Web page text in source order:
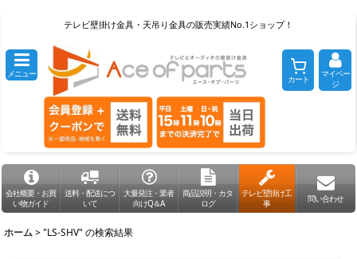
テレビ壁掛け金具・天吊り金具の販売実績No.1ショップ！
メニュー カート
マイペー
ジ
会社概要・お買
い物ガイド
送料・配送につ
いて
大量発注・業者
向けQ＆A
商品説明・カタ
ログ
テレビ壁掛け工
事
問い合わせ
ホーム >"LS-SHV" の検索結果